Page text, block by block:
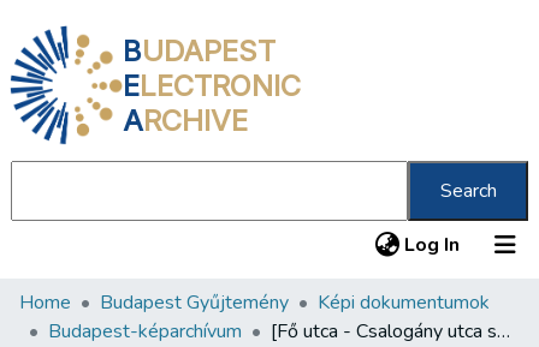
BUDAPEST
ELECTRONIC
ARCHIVE
Search
Log In (current)
Communities & Collections
Home Budapest Gyűjtemény
Képi dokumentumok
Budapest-képarchívum
[Fő utca - Csalogány utca sarok]